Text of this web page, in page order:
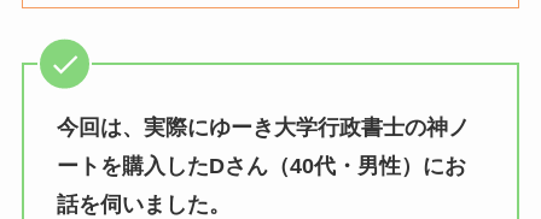
今回は、実際にゆーき大学行政書士の神ノ
ートを購入したDさん（40代・男性）にお
話を伺いました。